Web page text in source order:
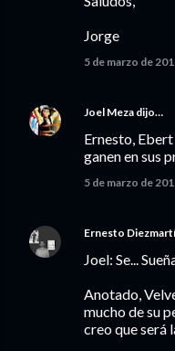
Jorge
5 de marzo de
Joel Meza dijo…
Ernesto,
ganen en sus
5 de marzo de
Ernesto
Joel: Se...
Anotado,
mucho de su
creo que será